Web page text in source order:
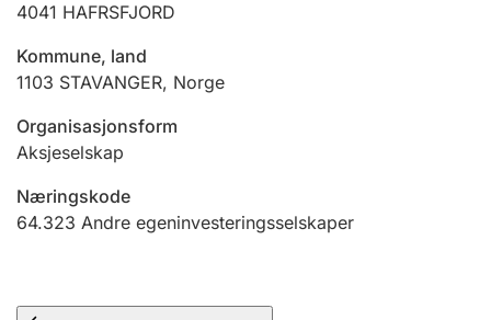
Jeger
Ektepaktveileder
Offentlig sektor
4041 HAFRSFJORD
Kommune, land
1103 STAVANGER, Norge
Organisasjonsform
Aksjeselskap
Næringskode
64.323 Andre egeninvesteringsselskaper